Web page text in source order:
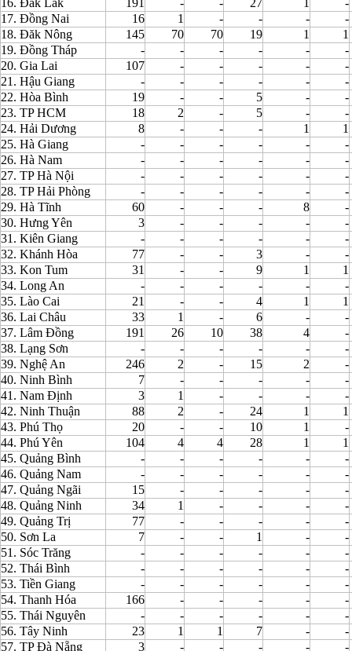
16. Đăk Lăk
191 - - 27 1
-
17. Đồng Nai
16 1 - - -
-
18. Đăk Nông
145 70 70 19 1
1
19. Đồng Tháp
- - - - -
-
20. Gia Lai
107 - - - -
-
21. Hậu Giang
- - - - -
-
22. Hòa Bình
19 - - 5 -
-
23. TP HCM
18 2 - 5 -
-
24. Hải Dương
8 - - - 1
1
25. Hà Giang
- - - - -
-
26. Hà Nam
- - - - -
-
27. TP Hà Nội
- - - - -
-
28. TP Hải Phòng
- - - - -
-
29. Hà Tĩnh
60 - - - 8
-
30. Hưng Yên
3 - - - -
-
31. Kiên Giang
- - - - -
-
32. Khánh Hòa
77 - - 3 -
-
33. Kon Tum
31 - - 9 1
1
34. Long An
- - - - -
-
35. Lào Cai
21 - - 4 1
1
36. Lai Châu
33 1 - 6 -
-
37. Lâm Đồng
191 26 10 38 4
-
38. Lạng Sơn
- - - - -
-
39. Nghệ An
246 2 - 15 2
-
40. Ninh Bình
7 - - - -
-
41. Nam Định
3 1 - - -
-
42. Ninh Thuận
88 2 - 24 1
1
43. Phú Thọ
20 - - 10 1
-
44. Phú Yên
104 4 4 28 1
1
45. Quảng Bình
- - - - -
-
46. Quảng Nam
- - - - -
-
47. Quảng Ngãi
15 - - - -
-
48. Quảng Ninh
34 1 - - -
-
49. Quảng Trị
77 - - - -
-
50. Sơn La
7 - - 1 -
-
51. Sóc Trăng
- - - - -
-
52. Thái Bình
- - - - -
-
53. Tiền Giang
- - - - -
-
54. Thanh Hóa
166 - - - -
-
55. Thái Nguyên
- - - - -
-
56. Tây Ninh
23 1 1 7 -
-
57. TP Đà Nẵng
3 - - - -
-